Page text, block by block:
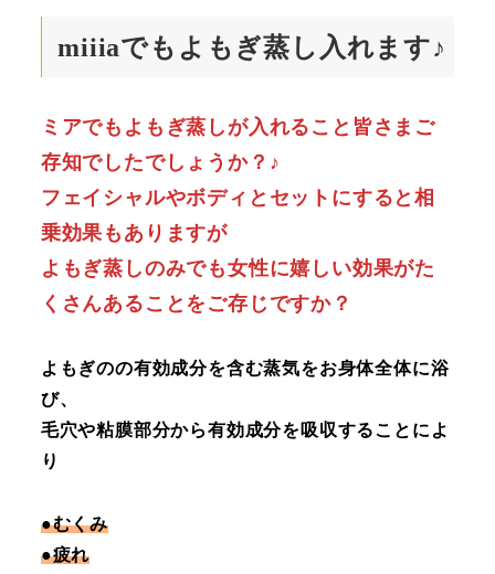
miiiaでもよもぎ蒸し入れます♪
ミアでもよもぎ蒸しが入れること皆さまご
存知でしたでしょうか？♪
フェイシャルやボディとセットにすると相
乗効果もありますが
よもぎ蒸しのみでも女性に嬉しい効果がた
くさんあることをご存じですか？
よもぎのの有効成分を含む蒸気をお身体全体に浴
び、
毛穴や粘膜部分から有効成分を吸収することによ
り
●むくみ
●疲れ